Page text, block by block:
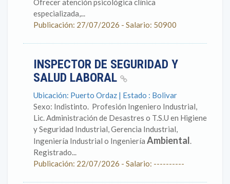
Ofrecer atención psicológica clínica
especializada,...
Publicación: 27/07/2026 - Salario: 50900
INSPECTOR DE SEGURIDAD Y
SALUD LABORAL
Ubicación: Puerto Ordaz | Estado : Bolivar
Sexo: Indistinto. Profesión Ingeniero Industrial,
Lic. Administración de Desastres o T.S.U en Higiene
y Seguridad Industrial, Gerencia Industrial,
Ingeniería Industrial o Ingeniería Ambiental.
Registrado...
Publicación: 22/07/2026 - Salario: ----------